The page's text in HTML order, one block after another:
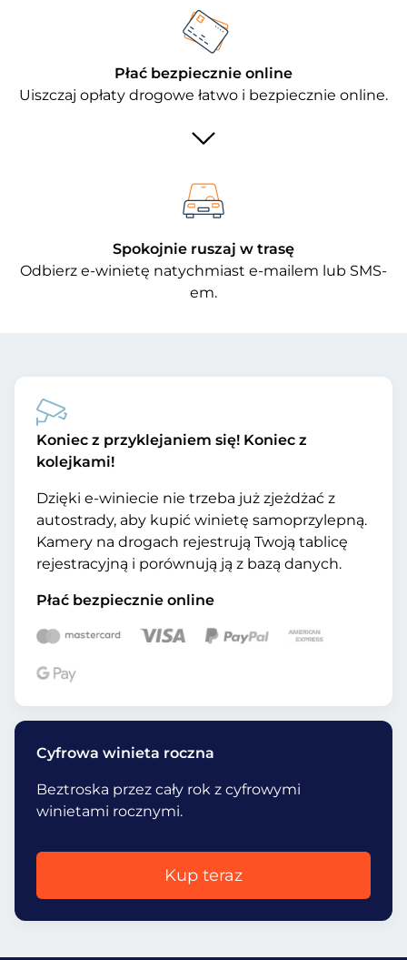
Płać bezpiecznie online
Uiszczaj opłaty drogowe łatwo i bezpiecznie online.
Spokojnie ruszaj w trasę
Odbierz e-winietę natychmiast e-mailem lub SMS-
em.
Koniec z przyklejaniem się! Koniec z
kolejkami!
Dzięki e-winiecie nie trzeba już zjeżdżać z
autostrady, aby kupić winietę samoprzylepną.
Kamery na drogach rejestrują Twoją tablicę
rejestracyjną i porównują ją z bazą danych.
Płać bezpiecznie online
Cyfrowa winieta roczna
Beztroska przez cały rok z cyfrowymi
winietami rocznymi.
Kup teraz